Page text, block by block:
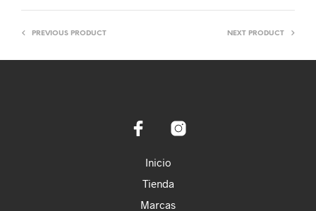
PREVIOUS PRODUCT NEXT PRODUCT
Inicio
Tienda
Marcas